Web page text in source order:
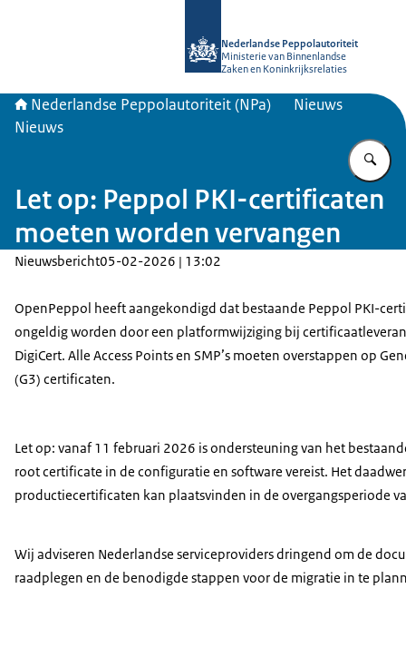
Nederlandse Peppolautoriteit
Ministerie van Binnenlandse
Zaken en Koninkrijksrelaties
Nederlandse Peppolautoriteit (NPa)
Nieuws
Nieuws
Let op: Peppol PKI-certificaten
moeten worden vervangen
Nieuwsbericht05-02-2026 | 13:02
OpenPeppol heeft aangekondigd dat bestaande Peppol PKI-
ongeldig worden door een platformwijziging bij
DigiCert. Alle Access Points en SMP’s moeten overstappen op
(G3) certificaten.
Let op: vanaf 11 februari 2026 is ondersteuning van het
root certificate in de configuratie en software vereist. Het
productiecertificaten kan plaatsvinden in de overgangsperiode
Wij adviseren Nederlandse serviceproviders dringend om de
raadplegen en de benodigde stappen voor de migratie in te